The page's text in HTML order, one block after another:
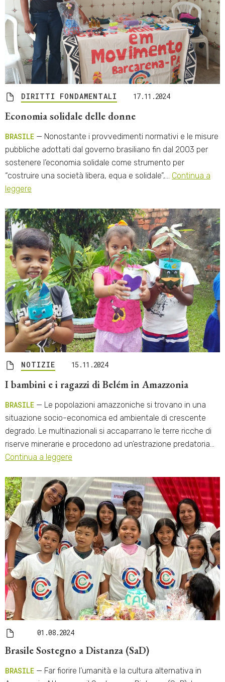
DIRITTI FONDAMENTALI 17.11.2024
Economia solidale delle donne
BRASILE — Nonostante i provvedimenti normativi e le misure
pubbliche adottati dal governo brasiliano fin dal 2003 per
sostenere l’economia solidale come strumento per
“costruire una società libera, equa e solidale”,… Continua a
leggere
NOTIZIE 15.11.2024
I bambini e i ragazzi di Belém in Amazzonia
BRASILE — Le popolazioni amazzoniche si trovano in una
situazione socio-economica ed ambientale di crescente
degrado. Le multinazionali si accaparrano le terre ricche di
riserve minerarie e procedono ad un’estrazione predatoria…
Continua a leggere
01.08.2024
Brasile Sostegno a Distanza (SaD)
BRASILE — Far fiorire l’umanità e la cultura alternativa in